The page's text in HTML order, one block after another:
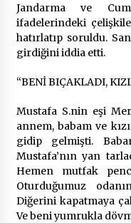
Jandarma ve
ifadelerindeki
hatırlatıp soruldu.
girdiğini iddia etti.
“BENİ BIÇAKLADI,
Mustafa S.nin eşi
annem, babam ve
gidip gelmişti.
Mustafa’nın yan
Hemen mutfak
Oturduğumuz
Diğerini kapatmaya
Ve beni yumrukla